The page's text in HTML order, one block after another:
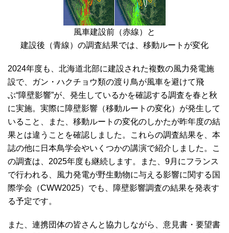
風車建設前（赤線）と
建設後（青線）の調査結果では、移動ルートが変化
2024年度も、北海道北部に建設された複数の風力発電施
設で、ガン・ハクチョウ類の渡り鳥が風車を避けて飛
ぶ“障壁影響”が、発生しているかを確認する調査を春と秋
に実施。実際に障壁影響（移動ルートの変化）が発生して
いること、また、移動ルートの変化のしかたが昨年度の結
果とは違うことを確認しました。これらの調査結果を、本
誌の他に日本鳥学会やいくつかの講演で紹介しました。こ
の調査は、2025年度も継続します。また、9月にフランス
で行われる、風力発電が野生動物に与える影響に関する国
際学会（CWW2025）でも、障壁影響調査の結果を発表す
る予定です。
また、連携団体の皆さんと協力しながら、意見書・要望書